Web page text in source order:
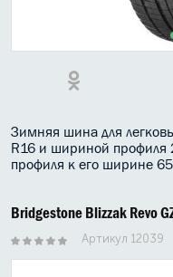
ИНДУСТРИАЛЬНЫЕ МАСЛА
АНТИФРИЗЫ
ПРИСАДКИ АВТОХИМИЯ
АВТО КОСМЕТИКА
МОТО МАСЛА
ВСЕ БРЕНДЫ
Зимняя шина для
R16 и шириной
профиля к его ширине
Bridgestone Blizzak Revo
Артикул 12039